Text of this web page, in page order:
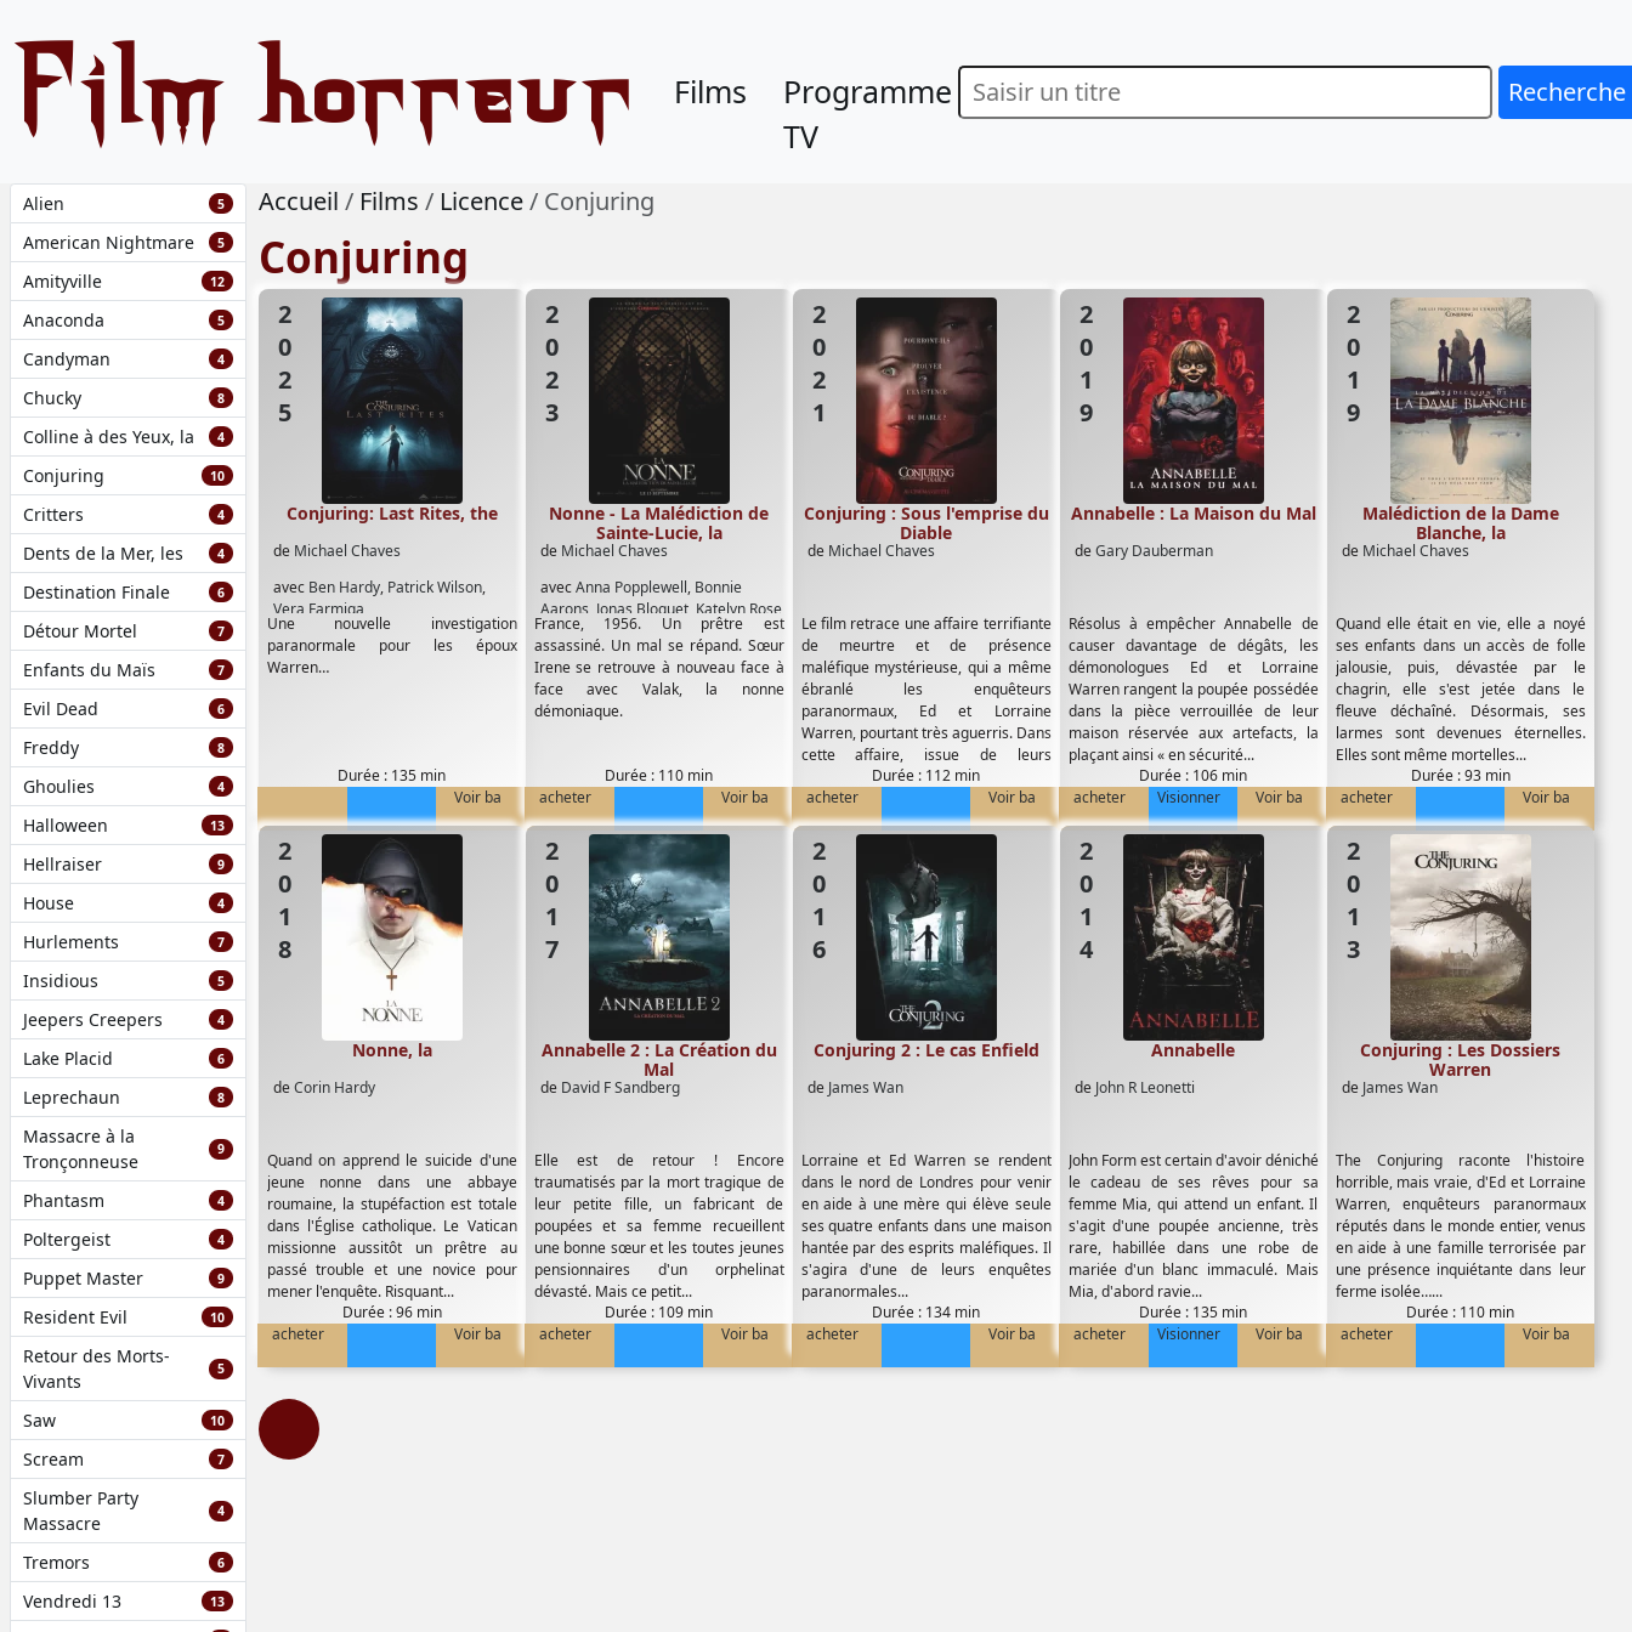
Film horreur Films
Programme
TV
Recherche
Alien 5
American Nightmare 5
Amityville 12
Anaconda 5
Candyman 4
Chucky 8
Colline à des Yeux, la 4
Conjuring 10
Critters 4
Dents de la Mer, les 4
Destination Finale 6
Détour Mortel 7
Enfants du Maïs 7
Evil Dead 6
Freddy 8
Ghoulies 4
Halloween 13
Hellraiser 9
House 4
Hurlements 7
Insidious 5
Jeepers Creepers 4
Lake Placid 6
Leprechaun 8
Massacre à la
Tronçonneuse
9
Phantasm 4
Poltergeist 4
Puppet Master 9
Resident Evil 10
Retour des Morts-
Vivants
5
Saw 10
Scream 7
Slumber Party
Massacre
4
Tremors 6
Vendredi 13 13
Accueil Films Licence Conjuring
Conjuring
2025
de Michael Chaves
avec Ben Hardy, Patrick Wilson,
Vera Farmiga
Conjuring: Last Rites, the
Une nouvelle investigation
paranormale pour les époux
Warren…
Durée : 135 min
Voir ba
2023
de Michael Chaves
avecAnna Popplewell, Bonnie
Aarons Jonas Bloquet, Katelyn Rose
Downey
Patrick Wilson ,Storm Reid,
Taissa Farmiga,Vera Farmiga
Nonne - La Malédiction de
Sainte-Lucie, la
France, 1956. Un prêtre est
assassiné. Un mal se répand. Sœur
Irene se retrouve à nouveau face à
face avec Valak, la nonne
démoniaque.
Durée : 110 min
acheter
Voir ba
2021
de Michael Chaves
Conjuring : Sous l'emprise du
Diable
Le film retrace une affaire terrifiante
de meurtre et de présence
maléfique mystérieuse, qui a même
ébranlé les enquêteurs
paranormaux, Ed et Lorraine
Warren, pourtant très aguerris. Dans
cette affaire, issue de leurs
Durée : 112 min
acheter
Voir ba
2019
deGary Dauberman
Annabelle : La Maison du Mal
Résolus à empêcher Annabelle de
causer davantage de dégâts, les
démonologues Ed et Lorraine
Warren rangent la poupée possédée
dans la pièce verrouillée de leur
maison réservée aux artefacts, la
plaçant ainsi « en sécurité...
Durée : 106 min
acheter
Visionner Voir ba
2019
de Michael Chaves
Malédiction de la Dame
Blanche, la
Quand elle était en vie, elle a noyé
ses enfants dans un accès de folle
jalousie, puis, dévastée par le
chagrin, elle s'est jetée dans le
fleuve déchaîné. Désormais, ses
larmes sont devenues éternelles.
Elles sont même mortelles...
Durée : 93 min
acheter
Voir ba
2018
deCorin Hardy
Nonne, la
Quand on apprend le suicide d'une
jeune nonne dans une abbaye
roumaine, la stupéfaction est totale
dans l'Église catholique. Le Vatican
missionne aussitôt un prêtre au
passé trouble et une novice pour
mener l'enquête. Risquant...
Durée : 96 min
acheter
Voir ba
2017
de David F Sandberg
Annabelle 2 : La Création du
Mal
Elle est de retour ! Encore
traumatisés par la mort tragique de
leur petite fille, un fabricant de
poupées et sa femme recueillent
une bonne sœur et les toutes jeunes
pensionnaires d'un orphelinat
dévasté. Mais ce petit...
Durée : 109 min
acheter
Voir ba
2016
de James Wan
Conjuring 2 : Le cas Enfield
Lorraine et Ed Warren se rendent
dans le nord de Londres pour venir
en aide à une mère qui élève seule
ses quatre enfants dans une maison
hantée par des esprits maléfiques. Il
s'agira d'une de leurs enquêtes
paranormales...
Durée : 134 min
acheter
Voir ba
2014
de John R Leonetti
Annabelle
John Form est certain d'avoir déniché
le cadeau de ses rêves pour sa
femme Mia, qui attend un enfant. Il
s'agit d'une poupée ancienne, très
rare, habillée dans une robe de
mariée d'un blanc immaculé. Mais
Mia, d'abord ravie...
Durée : 135 min
acheter
Visionner Voir ba
2013
de James Wan
Conjuring : Les Dossiers
Warren
The Conjuring raconte l'histoire
horrible, mais vraie, d'Ed et Lorraine
Warren, enquêteurs paranormaux
réputés dans le monde entier, venus
en aide à une famille terrorisée par
une présence inquiétante dans leur
ferme isolée…...
Durée : 110 min
acheter
Voir ba